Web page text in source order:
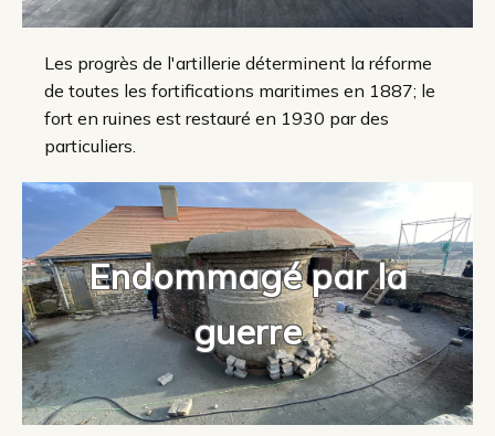
Les progrès de l'artillerie déterminent la réforme
de toutes les fortifications maritimes en 1887; le
fort en ruines est restauré en 1930 par des
particuliers.
Endommagé par la
guerre